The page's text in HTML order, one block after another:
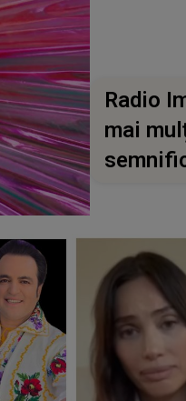
Radio
mai